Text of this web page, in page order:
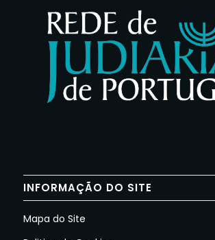
INFORMAÇÃO DO SITE
Mapa do Site